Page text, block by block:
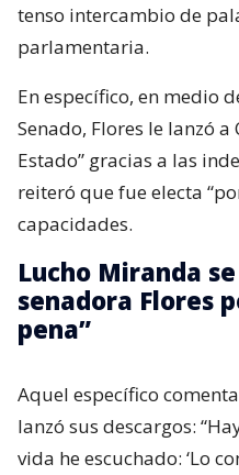
tenso intercambio de
parlamentaria.
En específico, en medio
Senado, Flores le lanzó
Estado” gracias a las
reiteró que fue electa
capacidades.
Lucho Miranda
senadora Flores
pena”
Aquel específico
lanzó sus descargos:
vida he escuchado: ‘Lo